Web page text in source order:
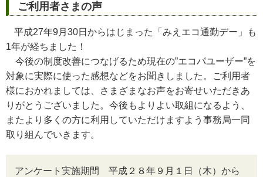
ご利用者さまの声
平成27年9月30日からはじまった「みえエコ通勤デー」も
1年が経ちました！
今後の制度改善につなげるため現在の”エコパユーザー”を
対象に実際に使った感想などをお聞きしました。ご利用者
様におかれましては、さまざまなお声をお寄せいただきあ
りがとうございました。今後もよりよい取組になるよう、
またより多くの方に利用していただけますよう事務局一同
取り組んでいきます。
アンケート実施期間 平成２８年９月１日（木）から